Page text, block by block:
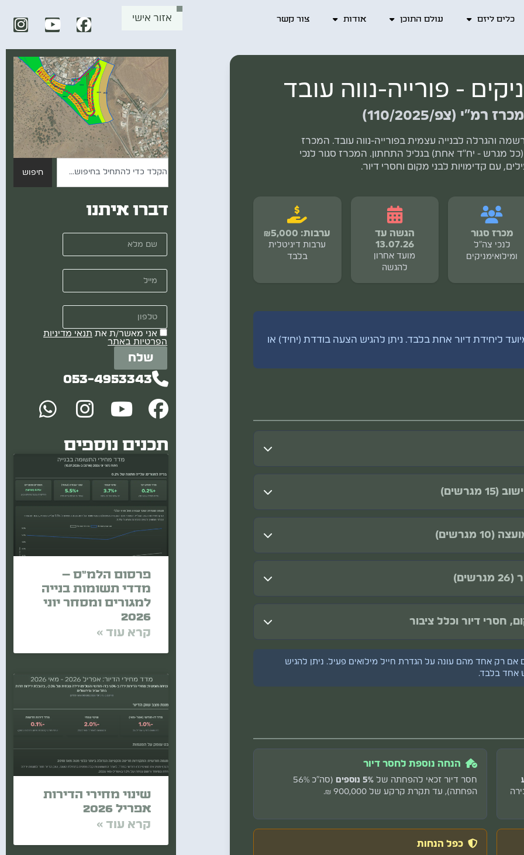
כלים ליזם עולם התוכן אודות צור קשר אזור אישי
- פורייה-נווה עובד
(צפ/110/2025)
והגרלה לבנייה עצמית בפורייה-נווה עובד. המכרז
57 יחידות דיור (כל מגרש - יח"ד אחת) בגליל התחתון. המכרז סגור לנכי
עם קדימויות לבני מקום וחסרי דיור.
מכרז סגור
לנכי צה"ל
ומילואימניקים
הגשה עד
13.07.26
מועד אחרון
להגשה
ערבות: ₪5,000
ערבות דיגיטלית
בלבד
ליחידת דיור אחת בלבד. ניתן להגיש הצעה בודדת (יחיד) או
חסר דיור
(לא לוחמים).
(לא לוחמים).
אם רק אחד מהם עונה על הגדרת חייל מילואים פעיל. ניתן להגיש
אחד בלבד.
הנחה נוספת לחסר דיור
חסר דיור זכאי להפחתה של 5% נוספים
(סה"כ 56%
הפחתה), עד תקרת קרקע של 900,000 ₪.
כפל הנחות
חיפוש
דברו איתנו
אני מאשר/ת את תנאי מדיניות
הפרטיות באתר
שלח
053-4953343
תכנים נוספים
פרסום הלמ"ס –
מדדי תשומות בנייה
למגורים ומסחר יוני
2026
קרא עוד »
שינוי מחירי הדירות
אפריל 2026
קרא עוד »